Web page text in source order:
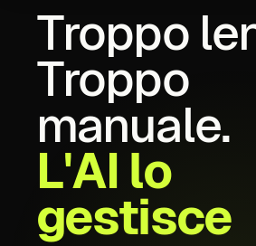
Troppo
Troppo
manuale.
L'AI lo
gestisce